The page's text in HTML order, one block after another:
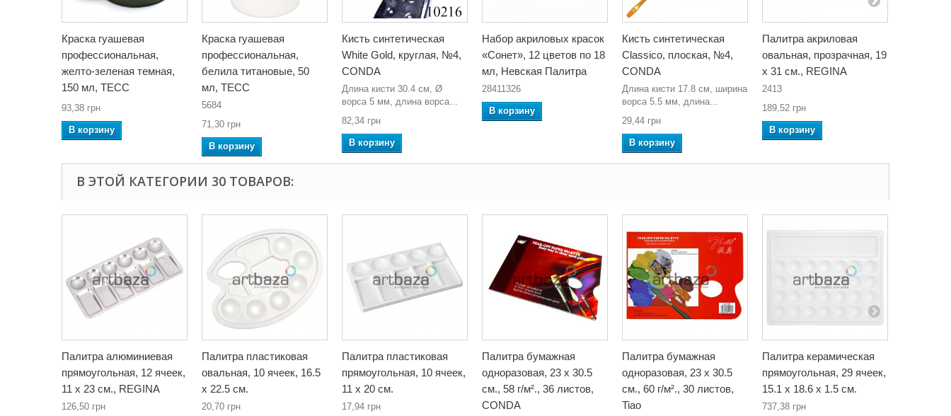
Краска гуашевая
профессиональная,
желто-зеленая темная,
150 мл, ТЕСС
93,38 грн
В корзину
Краска гуашевая
профессиональная,
белила титановые, 50
мл, ТЕСС
5684
71,30 грн
В корзину
Кисть синтетическая
White Gold, круглая, №4,
CONDA
Длина кисти 30.4 см, Ø
ворса 5 мм, длина ворса...
82,34 грн
В корзину
Набор акриловых красок
«Сонет», 12 цветов по 18
мл, Невская Палитра
28411326
В корзину
Кисть синтетическая
Classico, плоская, №4,
CONDA
Длина кисти 17.8 см, ширина
ворса 5.5 мм, длина...
29,44 грн
В корзину
Палитра акриловая
овальная, прозрачная, 19
x 31 см., REGINA
2413
189,52 грн
В корзину
В ЭТОЙ КАТЕГОРИИ 30 ТОВАРОВ:
Палитра алюминиевая
прямоугольная, 12 ячеек,
11 x 23 см., REGINA
126,50 грн
Палитра пластиковая
овальная, 10 ячеек, 16.5
x 22.5 см.
20,70 грн
Палитра пластиковая
прямоугольная, 10 ячеек,
11 x 20 см.
17,94 грн
Палитра бумажная
одноразовая, 23 x 30.5
см., 58 г/м²., 36 листов,
CONDA
Палитра бумажная
одноразовая, 23 x 30.5
см., 60 г/м²., 30 листов,
Tiao
Палитра керамическая
прямоугольная, 29 ячеек,
15.1 x 18.6 x 1.5 см.
737,38 грн